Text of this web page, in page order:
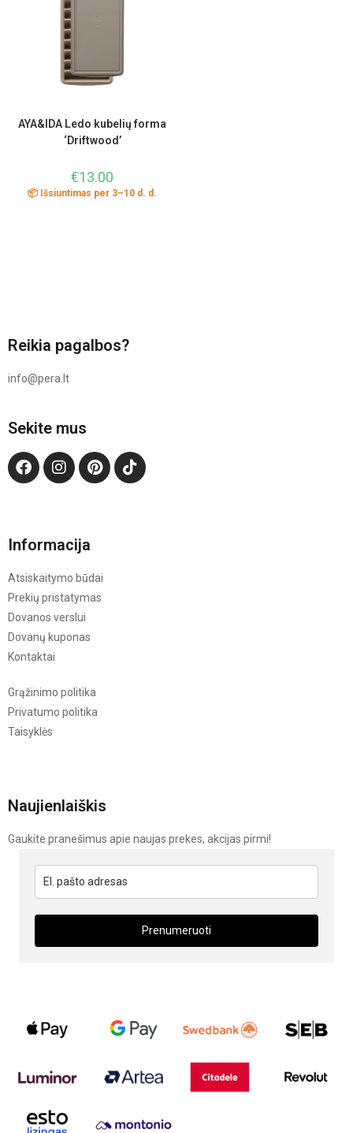
AYA&IDA Ledo kubelių forma
‘Driftwood’
€13.00
📦 Išsiuntimas per 3–10 d. d.
Reikia pagalbos?
info@pera.lt
Sekite mus
Informacija
Atsiskaitymo būdai
Prekių pristatymas
Dovanos verslui
Dovanų kuponas
Kontaktai
Grąžinimo politika
Privatumo politika
Taisyklės
Naujienlaiškis
Gaukite pranešimus apie naujas prekes, akcijas pirmi!
Prenumeruoti